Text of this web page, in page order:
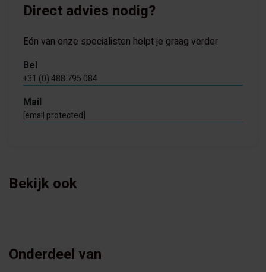
Direct advies nodig?
Eén van onze specialisten helpt je graag verder.
Bel
+31 (0) 488 795 084
Mail
[email protected]
Bekijk ook
Onderdeel van